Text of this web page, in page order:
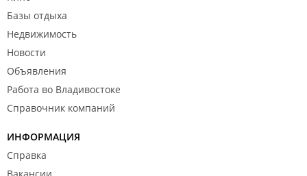
Базы отдыха
Недвижимость
Новости
Объявления
Работа во Владивостоке
Справочник компаний
ИНФОРМАЦИЯ
Справка